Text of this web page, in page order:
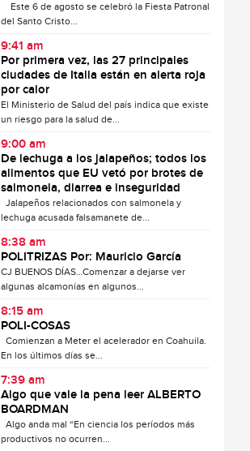
Este 6 de agosto se celebró la Fiesta Patronal
del Santo Cristo...
9:41 am
Por primera vez, las 27 principales
ciudades de Italia están en alerta roja
por calor
El Ministerio de Salud del país indica que existe
un riesgo para la salud de...
9:00 am
De lechuga a los jalapeños; todos los
alimentos que EU vetó por brotes de
salmonela, diarrea e inseguridad
Jalapeños relacionados con salmonela y
lechuga acusada falsamanete de...
8:38 am
POLITRIZAS Por: Mauricio García
CJ BUENOS DÍAS…Comenzar a dejarse ver
algunas alcamonías en algunos...
8:15 am
POLI-COSAS
Comienzan a Meter el acelerador en Coahuila.
En los últimos días se...
7:39 am
Algo que vale la pena leer ALBERTO
BOARDMAN
Algo anda mal “En ciencia los períodos más
productivos no ocurren...